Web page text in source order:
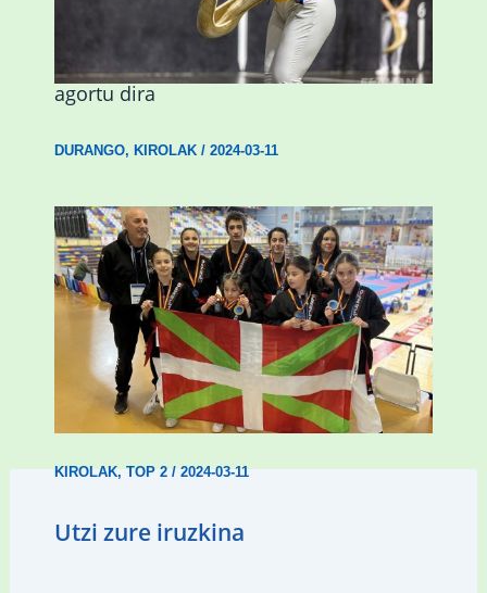
Astelehenean Durangon jokatuko den
emakumezkoen zesta finaleko sarrerak
agortu dira
DURANGO, KIROLAK/ 2024-03-11
Wadokan garaile Espainiako txapelketan
14 dominarekin
KIROLAK,TOP 2/2024-03-11
Utzi zure iruzkina